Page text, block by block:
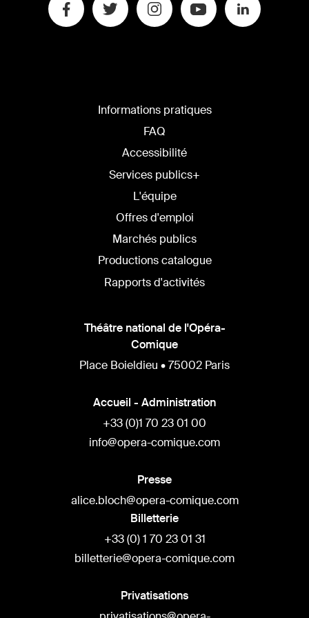
Informations pratiques
FAQ
Accessibilité
Services publics+
L'équipe
Offres d'emploi
Marchés publics
Productions catalogue
Rapports d'activités
Théâtre national de l'Opéra-
Comique
Place Boieldieu • 75002 Paris
Accueil - Administration
+33 (0)1 70 23 01 00
info@opera-comique.com
Presse
alice.bloch@opera-comique.com
Billetterie
+33 (0) 1 70 23 01 31
billetterie@opera-comique.com
Privatisations